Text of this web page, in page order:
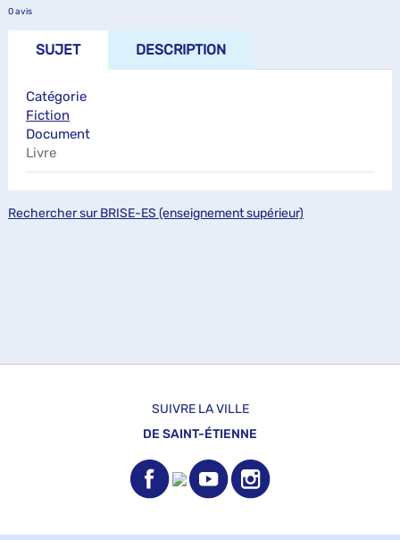
0avis
SUJET DESCRIPTION
Catégorie
Fiction
Document
Livre
Rechercher sur BRISE-ES (enseignement supérieur)
SUIVRE LA VILLE
DE SAINT-ÉTIENNE